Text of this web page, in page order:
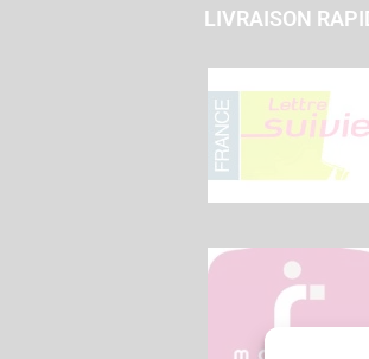
LIVRAISON